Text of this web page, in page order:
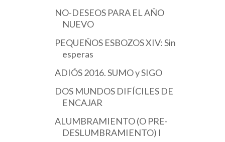
NO-DESEOS PARA EL AÑO
NUEVO
PEQUEÑOS ESBOZOS XIV: Sin
esperas
ADIÓS 2016. SUMO y SIGO
DOS MUNDOS DIFÍCILES DE
ENCAJAR
ALUMBRAMIENTO (O PRE-
DESLUMBRAMIENTO) I